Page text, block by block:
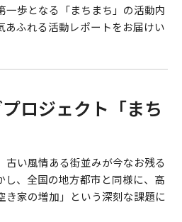
一歩となる「まちまち」の活動内
あふれる活動レポートをお届けい
ロジェクト「まち
古い風情ある街並みが今なお残る
し、全国の地方都市と同様に、高
き家の増加」という深刻な課題に